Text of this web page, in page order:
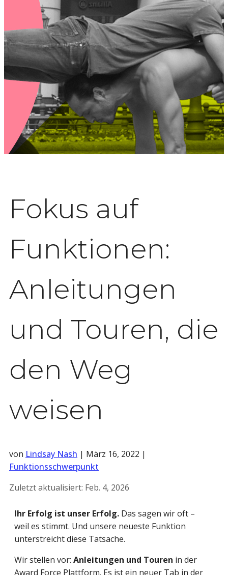
Fokus auf
Funktionen:
Anleitungen
und Touren, die
den Weg
weisen
von Lindsay Nash | März 16, 2022 |
Funktionsschwerpunkt
Zuletzt aktualisiert: Feb. 4, 2026
Ihr Erfolg ist unser Erfolg. Das sagen wir oft –
weil es stimmt. Und unsere neueste Funktion
unterstreicht diese Tatsache.
Wir stellen vor: Anleitungen und Touren in der
Award Force Plattform. Es ist ein neuer Tab in der